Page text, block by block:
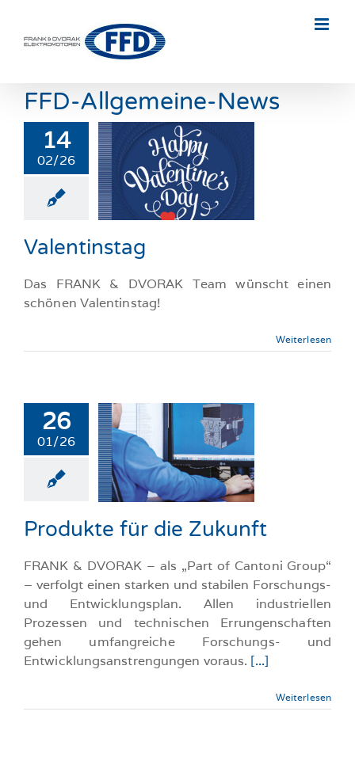
content
FFD-Allgemeine-News
14
02/26
News
Valentinstag
Das FRANK & DVORAK Team wünscht einen
schönen Valentinstag!
Weiterlesen
26
01/26
für die
Produkte für die Zukunft
FRANK & DVORAK – als „Part of Cantoni Group“
– verfolgt einen starken und stabilen Forschungs-
und Entwicklungsplan. Allen industriellen
Prozessen und technischen Errungenschaften
gehen umfangreiche Forschungs- und
Entwicklungsanstrengungen voraus. [...]
Weiterlesen